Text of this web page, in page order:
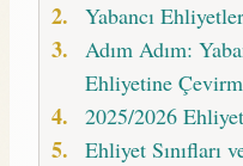
Yabancı
Adım Adım:
Ehliyetine
2025/2026
Ehliyet Sınıfları